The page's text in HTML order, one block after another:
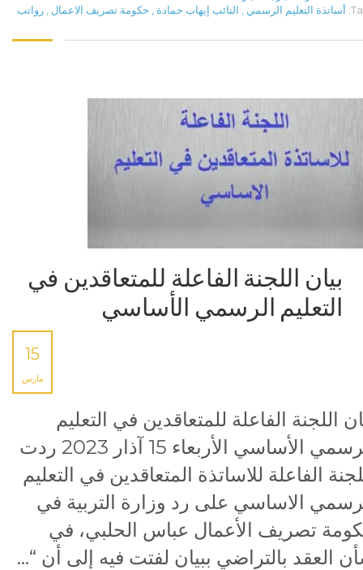
أساتذة التعليم الرسمي النائب إيهاب حمادة حكومة تصريف الاعمال رواتب
بيان اللجنة الفاعلة للمتعاقدين في
التعليم الرسمي الأساسي
15
مارس
اللجنة الفاعلة للمتعاقدين في التعليم
الرسمي الأساسي الأربعاء 15 آذار 2023 ردت
الفاعلة للاساتذة المتعاقدين في التعليم
الاساسي على رد وزارة التربية في
تصريف الأعمال عباس الحلبي، في
العقد بالتراضي ببيان لفتت فيه إلى أن “…